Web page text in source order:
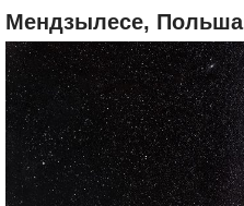
Мендзылесе, Польша